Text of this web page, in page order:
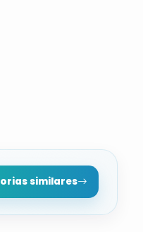
similares